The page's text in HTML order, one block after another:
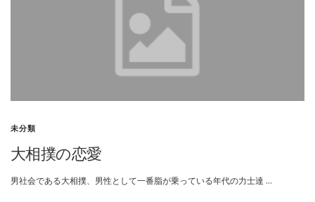
未分類
大相撲の恋愛
男社会である大相撲、男性として一番脂が乗っている年代の力士達 …